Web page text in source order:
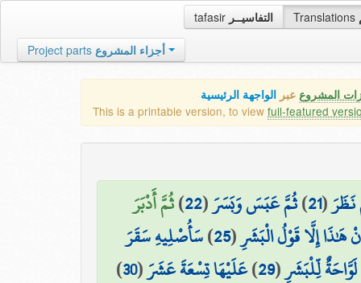
tafasir التفاسيــر Translations
Project parts أجزاء المشروع
المشروع عبر الواجهة الرئيسية
This is a printable version, to view full-featured
(
21
)ثُمَّ عَبَسَ وَبَسَرَ(
22
)ثُمَّ أَدْبَرَ
هَٰذَا إِلَّا قَوْلُ الْبَشَرِ(
25
)سَأُصْلِيهِ سَقَرَ
لَوَّاحَةٌ لِّلْبَشَرِ(
29
)عَلَيْهَا تِسْعَةَ عَشَرَ(
30
)